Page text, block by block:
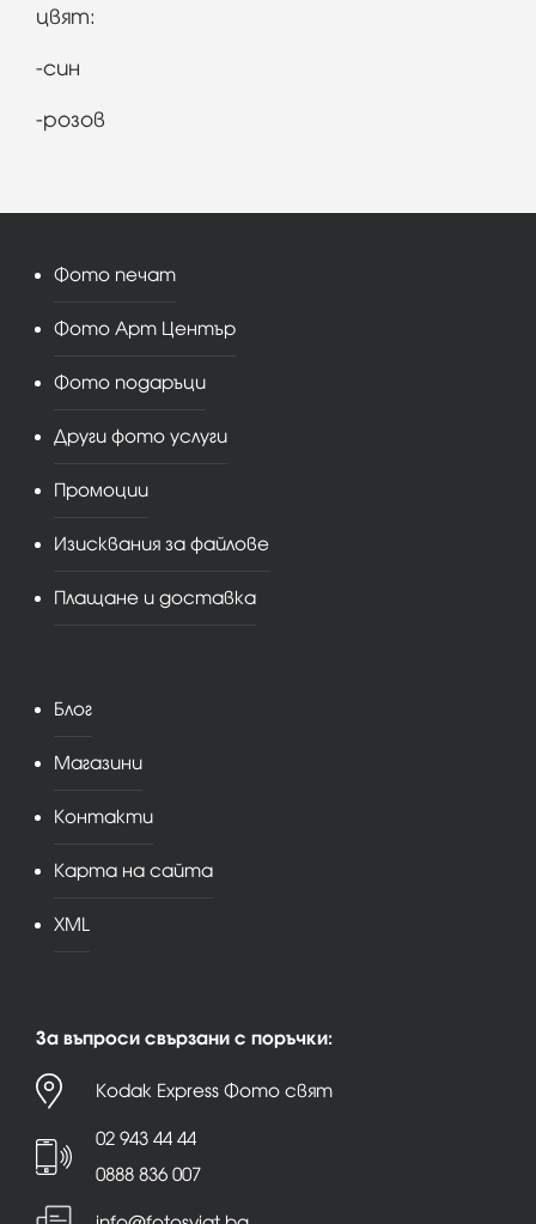
цвят:
-син
-розов
Фото печат
Фото Арт Център
Фото подаръци
Други фото услуги
Промоции
Изисквания за файлове
Плащане и доставка
Блог
Магазини
Контакти
Карта на сайта
XML
За въпроси свързани с поръчки:
Kodak Express Фото свят
02 943 44 44
0888 836 007